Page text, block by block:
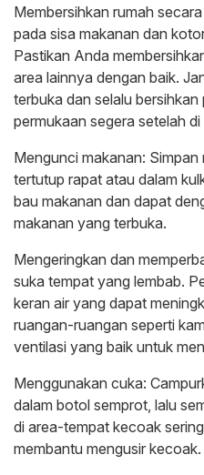
Membersihkan rumah
pada sisa makanan dan
Pastikan Anda
area lainnya dengan baik.
terbuka dan selalu
permukaan segera setelah
Mengunci makanan:
tertutup rapat atau dalam
bau makanan dan dapat
makanan yang terbuka.
Mengeringkan dan
suka tempat yang lembab.
keran air yang dapat
ruangan-ruangan seperti
ventilasi yang baik untuk
Menggunakan cuka:
dalam botol semprot, lalu
di area-tempat kecoak
membantu mengusir kecoak.